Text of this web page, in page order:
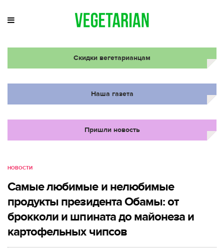
Скидки вегетарианцам
Наша газета
Пришли новость
НОВОСТИ
Самые любимые и нелюбимые
продукты президента Обамы: от
брокколи и шпината до майонеза и
картофельных чипсов